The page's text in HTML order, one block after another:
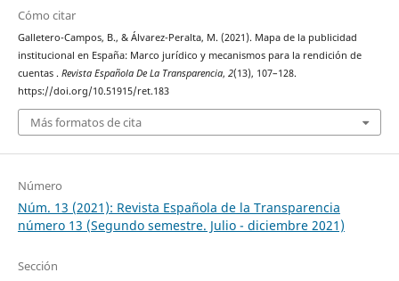
Cómo citar
Galletero-Campos, B., & Álvarez-Peralta, M. (2021). Mapa de la publicidad
institucional en España: Marco jurídico y mecanismos para la rendición de
cuentas . Revista Española De La Transparencia, 2(13), 107–128.
https://doi.org/10.51915/ret.183
Más formatos de cita
Número
Núm. 13 (2021): Revista Española de la Transparencia
número 13 (Segundo semestre. Julio - diciembre 2021)
Sección